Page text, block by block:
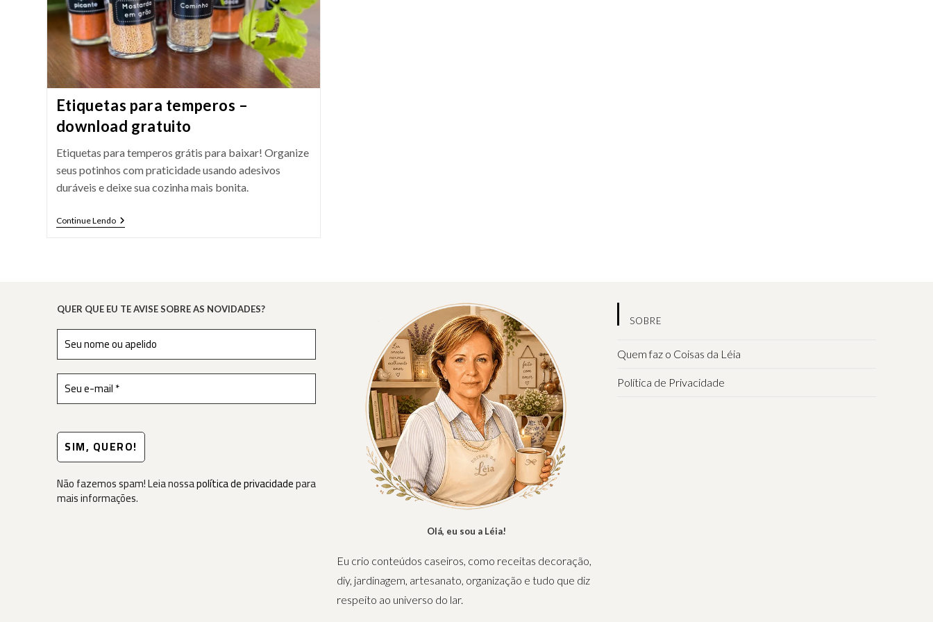
Etiquetas para temperos –
download gratuito
Etiquetas para temperos grátis para baixar! Organize
seus potinhos com praticidade usando adesivos
duráveis e deixe sua cozinha mais bonita.
Continue LendoEtiquetas
Para
QUER QUE EU TE AVISE SOBRE AS NOVIDADES?
Não fazemos spam! Leia nossapolítica de privacidadepara
mais informações.
Olá, eu sou a Léia!
Eu crio conteúdos caseiros, como receitas decoração,
diy, jardinagem, artesanato, organização e tudo que diz
respeito ao universo do lar.
SOBRE
Quem faz o Coisas da Léia
Política de Privacidade